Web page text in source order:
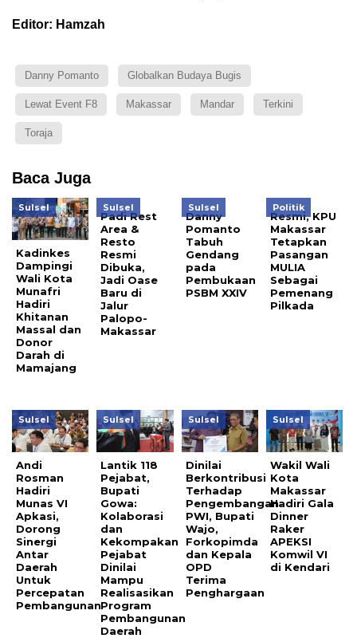
Editor: Hamzah
Danny Pomanto Globalkan Budaya Bugis
Lewat Event F8 Makassar Mandar Terkini
Toraja
Baca Juga
Sulsel
Kadinkes
Dampingi
Wali Kota
Munafri
Hadiri
Khitanan
Massal dan
Donor
Darah di
Mamajang
Sulsel
Padi Rest
Area &
Resto
Resmi
Dibuka,
Jadi Oase
Baru di
Jalur
Palopo-
Makassar
Sulsel
Danny
Pomanto
Tabuh
Gendang
pada
Pembukaan
PSBM XXIV
Politik
Resmi, KPU
Makassar
Tetapkan
Pasangan
MULIA
Sebagai
Pemenang
Pilkada
Sulsel
Andi
Rosman
Hadiri
Munas VI
Apkasi,
Dorong
Sinergi
Antar
Daerah
Untuk
Percepatan
Pembangunan
Sulsel
Lantik 118
Pejabat,
Bupati
Gowa:
Kolaborasi
dan
Kekompakan
Pejabat
Dinilai
Mampu
Realisasikan
Program
Pembangunan
Daerah
Sulsel
Dinilai
Berkontribusi
Terhadap
Pengembangan
PWI, Bupati
Wajo,
Forkopimda
dan Kepala
OPD
Terima
Penghargaan
Sulsel
Wakil Wali
Kota
Makassar
Hadiri Gala
Dinner
Raker
APEKSI
Komwil VI
di Kendari